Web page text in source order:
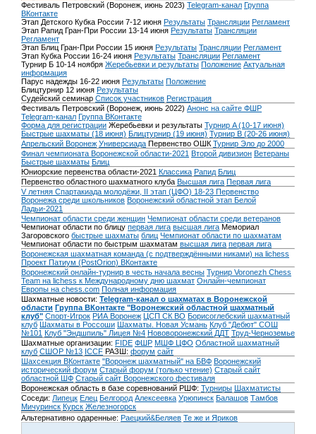
Фестиваль Петровский (Воронеж, июнь 2023) Telegram-канал Группа
ВКонтакте
Этап Детского Кубка России 7-12 июня Результаты Трансляции Регламент
Этап Рапид Гран-При России 13-14 июня Результаты Трансляции
Регламент
Этап Блиц Гран-При России 15 июня Результаты Трансляции Регламент
Этап Кубка России 16-24 июня Результаты Трансляции Регламент
Турнир Б 10-14 ноября Жеребьевки и результаты Положение Актуальная
информация
Парус надежды 16-22 июня Результаты Положение
Блицтурнир 12 июня Результаты
Судейский семинар Список участников Регистрация
Фестиваль Петровский (Воронеж, июнь 2022) Анонс на сайте ФШР
Telegram-канал Группа ВКонтакте
Форма для регистрации Жеребьевки и результаты Турнир A (10-17 июня)
Быстрые шахматы (18 июня) Блицтурнир (19 июня) Турнир B (20-26 июня)
Апрельский Воронеж Универсиада Первенство ОШК Турнир Эло до 2000
Финал чемпионата Воронежской области-2021 Второй дивизион Ветераны
Быстрые шахматы Блиц
Юниорские первенства области-2021 Классика Рапид Блиц
Первенство областного шахматного клуба Высшая лига Первая лига
V летняя Спартакиада молодёжи, II этап (ЦФО) 18-23 Первенство
Воронежа среди школьников Воронежский областной этап Белой
Ладьи-2021
Чемпионат области среди женщин Чемпионат области среди ветеранов
Чемпионат области по блицу первая лига высшая лига Мемориал
Загоровского быстрые шахматы блиц Чемпионат области по шахматам
Чемпионат области по быстрым шахматам высшая лига первая лига
Воронежская шахматная команда (с подтверждёнными никами) на lichess
Проект Патиум (PostOrion) ВКонтакте
Воронежский онлайн-турнир в честь начала весны Турнир Voronezh Chess
Team на lichess к Международному дню шахмат Онлайн-чемпионат
Европы на chess.com Полная информация
Шахматные новости: Telegram-канал о шахматах в Воронежской
области Группа ВКонтакте "Воронежский областной шахматный
клуб" Спорт-Игрок РИА Воронеж ЦСП СК ВО Борисоглебский шахматный
клуб Шахматы в Россоши Шахматы. Новая Усмань Клуб "Дебют" СОШ
№101 Клуб "Эндшпиль" Лицея №4 Нововоронежский ДДТ Труд-Черноземье
Шахматные организации: FIDE ФШР МШФ ЦФО Областной шахматный
клуб СШОР №13 ICCF РАЗШ: форум сайт
Шахсекция ВКонтакте "Воронеж шахматный" на БВФ Воронежский
исторический форум Cтарый форум (только чтение) Старый сайт
областной ШФ Старый сайт Воронежского фестиваля
Воронежская область в базе соревнований РШФ: Турниры Шахматисты
Соседи: Липецк Елец Белгород Алексеевка Урюпинск Балашов Тамбов
Мичуринск Курск Железногорск
Альтернативно одаренные: Раецкий&Беляев Те же и Яриков